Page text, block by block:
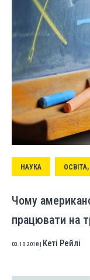
НАУКА
Чому
працювати на
03.10.2018 Кеті Рейлі